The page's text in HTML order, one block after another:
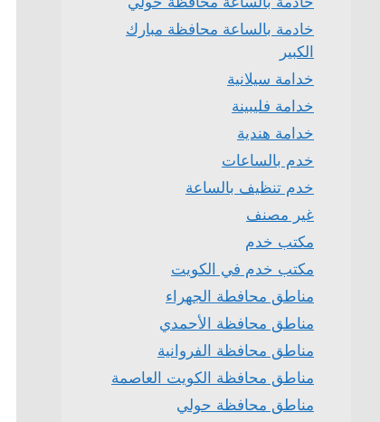
خادمة بالساعة محافظة مبارك
الكبير
خدامة سيلانية
خدامة فليبينة
خدامة هندية
خدم بالساعات
خدم تنظيف بالساعة
غير مصنف
مكتب خدم
مكتب خدم في الكويت
مناطق محافطة الجهراء
مناطق محافظة الأحمدي
مناطق محافظة الفروانية
مناطق محافظة الكويت العاصمة
مناطق محافظة حولي